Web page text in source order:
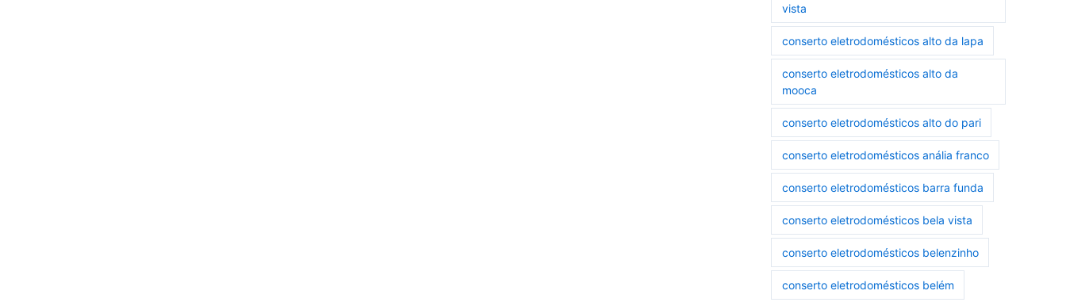
vista
conserto eletrodomésticos alto da lapa
conserto eletrodomésticos alto da
mooca
conserto eletrodomésticos alto do pari
conserto eletrodomésticos anália franco
conserto eletrodomésticos barra funda
conserto eletrodomésticos bela vista
conserto eletrodomésticos belenzinho
conserto eletrodomésticos belém